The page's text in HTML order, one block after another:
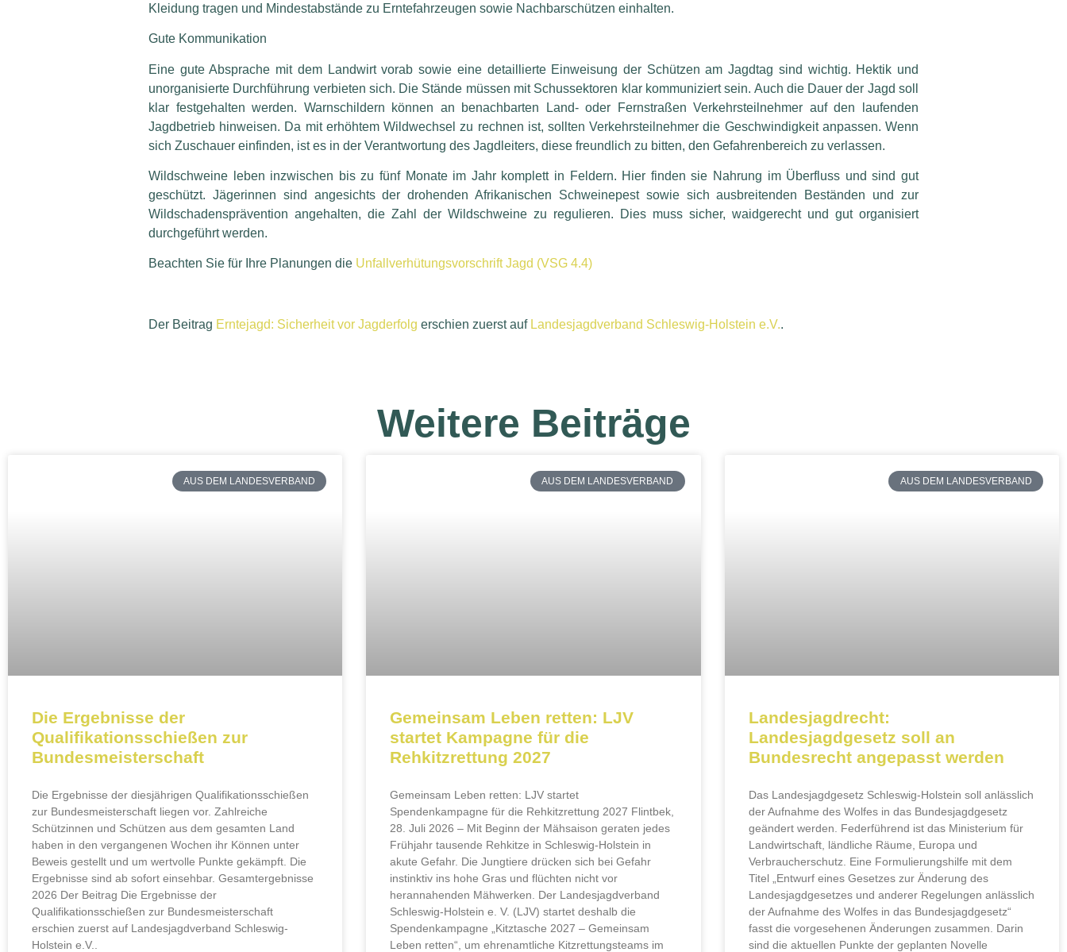
Kleidung tragen und Mindestabstände zu Erntefahrzeugen sowie Nachbarschützen einhalten.
Gute Kommunikation
Eine gute Absprache mit dem Landwirt vorab sowie eine detaillierte Einweisung der Schützen am Jagdtag sind wichtig. Hektik und
unorganisierte Durchführung verbieten sich. Die Stände müssen mit Schussektoren klar kommuniziert sein. Auch die Dauer der Jagd soll
klar festgehalten werden. Warnschildern können an benachbarten Land- oder Fernstraßen Verkehrsteilnehmer auf den laufenden
Jagdbetrieb hinweisen. Da mit erhöhtem Wildwechsel zu rechnen ist, sollten Verkehrsteilnehmer die Geschwindigkeit anpassen. Wenn
sich Zuschauer einfinden, ist es in der Verantwortung des Jagdleiters, diese freundlich zu bitten, den Gefahrenbereich zu verlassen.
Wildschweine leben inzwischen bis zu fünf Monate im Jahr komplett in Feldern. Hier finden sie Nahrung im Überfluss und sind gut
geschützt. Jägerinnen sind angesichts der drohenden Afrikanischen Schweinepest sowie sich ausbreitenden Beständen und zur
Wildschadensprävention angehalten, die Zahl der Wildschweine zu regulieren. Dies muss sicher, waidgerecht und gut organisiert
durchgeführt werden.
Beachten Sie für Ihre Planungen die Unfallverhütungsvorschrift Jagd (VSG 4.4)
Der Beitrag Erntejagd: Sicherheit vor Jagderfolg erschien zuerst auf Landesjagdverband Schleswig-Holstein e.V..
Weitere Beiträge
AUS DEM LANDESVERBAND
Die Ergebnisse der
Qualifikationsschießen zur
Bundesmeisterschaft
Die Ergebnisse der diesjährigen Qualifikationsschießen
zur Bundesmeisterschaft liegen vor. Zahlreiche
Schützinnen und Schützen aus dem gesamten Land
haben in den vergangenen Wochen ihr Können unter
Beweis gestellt und um wertvolle Punkte gekämpft. Die
Ergebnisse sind ab sofort einsehbar. Gesamtergebnisse
2026 Der Beitrag Die Ergebnisse der
Qualifikationsschießen zur Bundesmeisterschaft
erschien zuerst auf Landesjagdverband Schleswig-
Holstein e.V..
AUS DEM LANDESVERBAND
Gemeinsam Leben retten: LJV
startet Kampagne für die
Rehkitzrettung 2027
Gemeinsam Leben retten: LJV startet
Spendenkampagne für die Rehkitzrettung 2027 Flintbek,
28. Juli 2026 – Mit Beginn der Mähsaison geraten jedes
Frühjahr tausende Rehkitze in Schleswig-Holstein in
akute Gefahr. Die Jungtiere drücken sich bei Gefahr
instinktiv ins hohe Gras und flüchten nicht vor
herannahenden Mähwerken. Der Landesjagdverband
Schleswig-Holstein e. V. (LJV) startet deshalb die
Spendenkampagne „Kitztasche 2027 – Gemeinsam
Leben retten“, um ehrenamtliche Kitzrettungsteams im
AUS DEM LANDESVERBAND
Landesjagdrecht:
Landesjagdgesetz soll an
Bundesrecht angepasst werden
Das Landesjagdgesetz Schleswig-Holstein soll anlässlich
der Aufnahme des Wolfes in das Bundesjagdgesetz
geändert werden. Federführend ist das Ministerium für
Landwirtschaft, ländliche Räume, Europa und
Verbraucherschutz. Eine Formulierungshilfe mit dem
Titel „Entwurf eines Gesetzes zur Änderung des
Landesjagdgesetzes und anderer Regelungen anlässlich
der Aufnahme des Wolfes in das Bundesjagdgesetz“
fasst die vorgesehenen Änderungen zusammen. Darin
sind die aktuellen Punkte der geplanten Novelle